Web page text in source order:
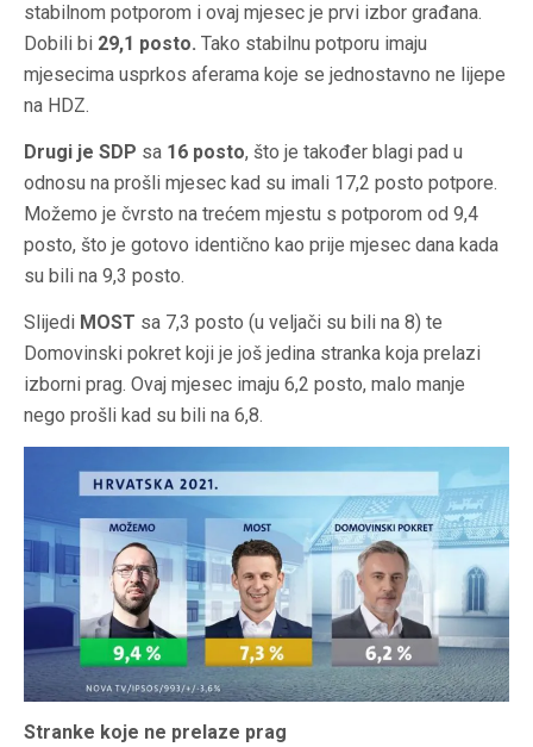
stabilnom potporom i ovaj mjesec je prvi izbor građana.
Dobili bi 29,1 posto. Tako stabilnu potporu imaju
mjesecima usprkos aferama koje se jednostavno ne lijepe
na HDZ.
Drugi je SDP sa 16 posto, što je također blagi pad u
odnosu na prošli mjesec kad su imali 17,2 posto potpore.
Možemo je čvrsto na trećem mjestu s potporom od 9,4
posto, što je gotovo identično kao prije mjesec dana kada
su bili na 9,3 posto.
Slijedi MOST sa 7,3 posto (u veljači su bili na 8) te
Domovinski pokret koji je još jedina stranka koja prelazi
izborni prag. Ovaj mjesec imaju 6,2 posto, malo manje
nego prošli kad su bili na 6,8.
Stranke koje ne prelaze prag